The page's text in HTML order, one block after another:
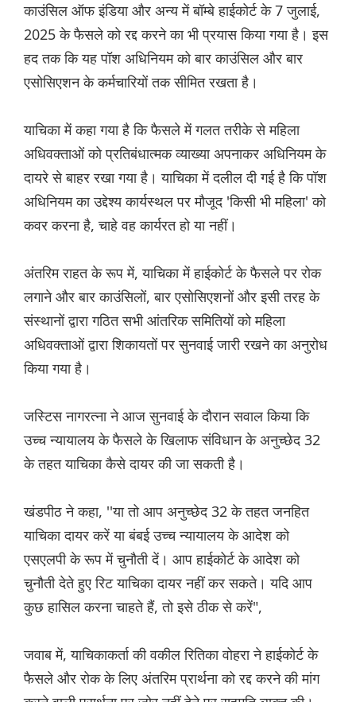
काउंसिल ऑफ इंडिया और अन्य में बॉम्बे हाईकोर्ट के 7 जुलाई,
2025 के फैसले को रद्द करने का भी प्रयास किया गया है। इस
हद तक कि यह पॉश अधिनियम को बार काउंसिल और बार
एसोसिएशन के कर्मचारियों तक सीमित रखता है।
याचिका में कहा गया है कि फैसले में गलत तरीके से महिला
अधिवक्ताओं को प्रतिबंधात्मक व्याख्या अपनाकर अधिनियम के
दायरे से बाहर रखा गया है। याचिका में दलील दी गई है कि पॉश
अधिनियम का उद्देश्य कार्यस्थल पर मौजूद 'किसी भी महिला' को
कवर करना है, चाहे वह कार्यरत हो या नहीं।
अंतरिम राहत के रूप में, याचिका में हाईकोर्ट के फैसले पर रोक
लगाने और बार काउंसिलों, बार एसोसिएशनों और इसी तरह के
संस्थानों द्वारा गठित सभी आंतरिक समितियों को महिला
अधिवक्ताओं द्वारा शिकायतों पर सुनवाई जारी रखने का अनुरोध
किया गया है।
जस्टिस नागरत्ना ने आज सुनवाई के दौरान सवाल किया कि
उच्च न्यायालय के फैसले के खिलाफ संविधान के अनुच्छेद 32
के तहत याचिका कैसे दायर की जा सकती है।
खंडपीठ ने कहा, ''या तो आप अनुच्छेद 32 के तहत जनहित
याचिका दायर करें या बंबई उच्च न्यायालय के आदेश को
एसएलपी के रूप में चुनौती दें। आप हाईकोर्ट के आदेश को
चुनौती देते हुए रिट याचिका दायर नहीं कर सकते। यदि आप
कुछ हासिल करना चाहते हैं, तो इसे ठीक से करें",
जवाब में, याचिकाकर्ता की वकील रितिका वोहरा ने हाईकोर्ट के
फैसले और रोक के लिए अंतरिम प्रार्थना को रद्द करने की मांग